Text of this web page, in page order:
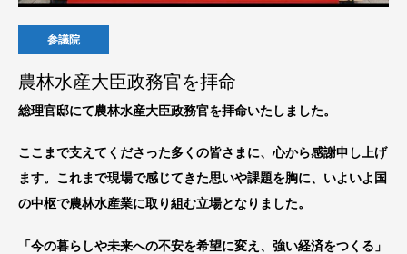
参議院
農林水産大臣政務官を拝命
総理官邸にて農林水産大臣政務官を拝命いたしました。
ここまで支えてくださった多くの皆さまに、心から感謝申し上げ
ます。これまで現場で感じてきた思いや課題を胸に、いよいよ国
の中枢で農林水産業に取り組む立場となりました。
「今の暮らしや未来への不安を希望に変え、強い経済をつくる」